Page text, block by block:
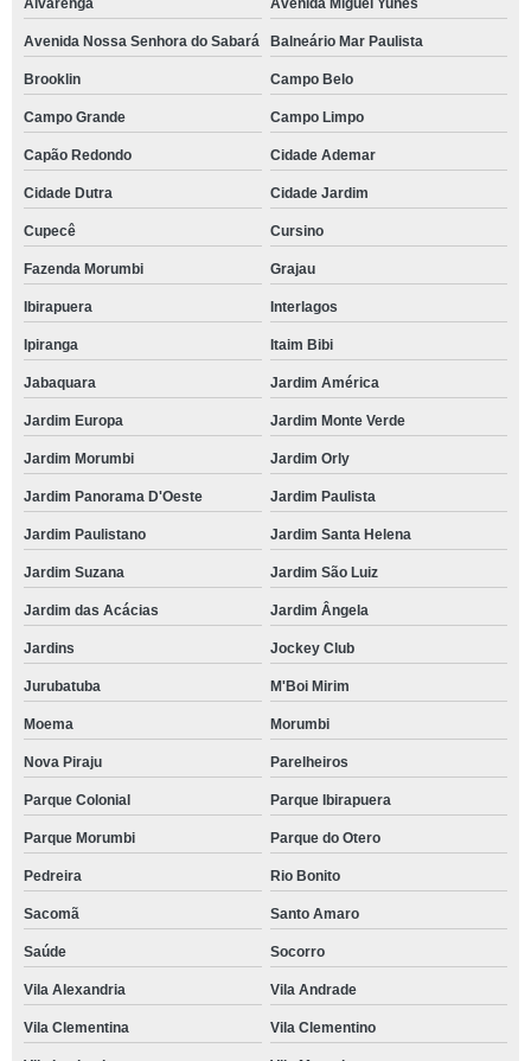
Alvarenga Avenida Miguel Yunes
Avenida Nossa Senhora do Sabará Balneário Mar Paulista
Brooklin Campo Belo
Campo Grande Campo Limpo
Capão Redondo Cidade Ademar
Cidade Dutra Cidade Jardim
Cupecê Cursino
Fazenda Morumbi Grajau
Ibirapuera Interlagos
Ipiranga Itaim Bibi
Jabaquara Jardim América
Jardim Europa Jardim Monte Verde
Jardim Morumbi Jardim Orly
Jardim Panorama D'Oeste Jardim Paulista
Jardim Paulistano Jardim Santa Helena
Jardim Suzana Jardim São Luiz
Jardim das Acácias Jardim Ângela
Jardins Jockey Club
Jurubatuba M'Boi Mirim
Moema Morumbi
Nova Piraju Parelheiros
Parque Colonial Parque Ibirapuera
Parque Morumbi Parque do Otero
Pedreira Rio Bonito
Sacomã Santo Amaro
Saúde Socorro
Vila Alexandria Vila Andrade
Vila Clementina Vila Clementino